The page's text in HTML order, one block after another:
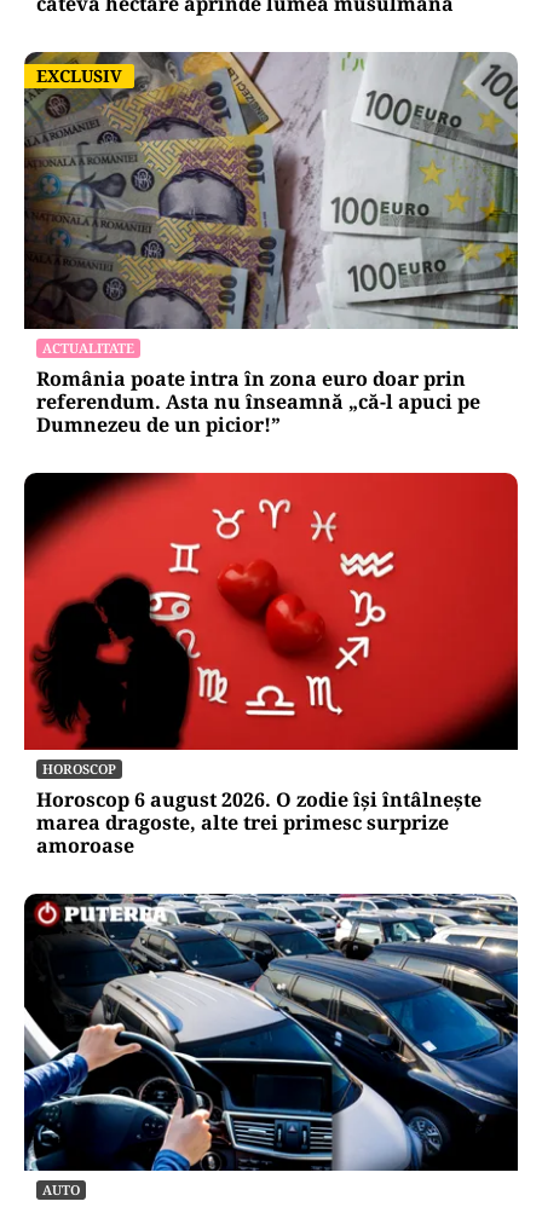
EXCLUSIV
EXCLUSIV
ACTUALITATE
România poate intra în zona euro doar prin
referendum. Asta nu înseamnă „că-l apuci pe
Dumnezeu de un picior!”
HOROSCOP
Horoscop 6 august 2026. O zodie își întâlnește
marea dragoste, alte trei primesc surprize
amoroase
AUTO